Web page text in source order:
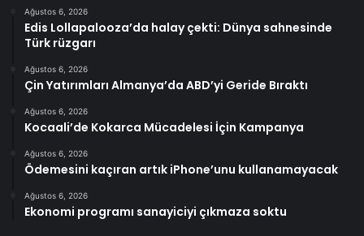
Ağustos 6, 2026
Edis Lollapalooza’da halay çekti: Dünya sahnesinde
Türk rüzgarı
Ağustos 6, 2026
Çin Yatırımları Almanya’da ABD’yi Geride Bıraktı
Ağustos 6, 2026
Kocaali’de Kokarca Mücadelesi İçin Kampanya
Ağustos 6, 2026
Ödemesini kaçıran artık iPhone’unu kullanamayacak
Ağustos 6, 2026
Ekonomi programı sanayiciyi çıkmaza soktu